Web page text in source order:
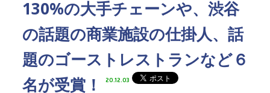
130%の大手チェーンや、渋谷
の話題の商業施設の仕掛人、話
題のゴーストレストランなど６
名が受賞！
20.12.03